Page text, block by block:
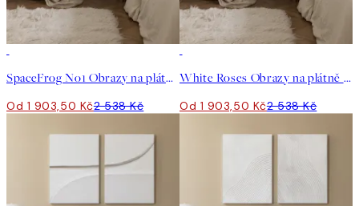
SpaceFrog No1 Obrazy na plátně Duo
Od 1 903,50 Kč2 538 Kč
White Roses Obrazy na plátně Duo
Od 1 903,50 Kč2 538 Kč